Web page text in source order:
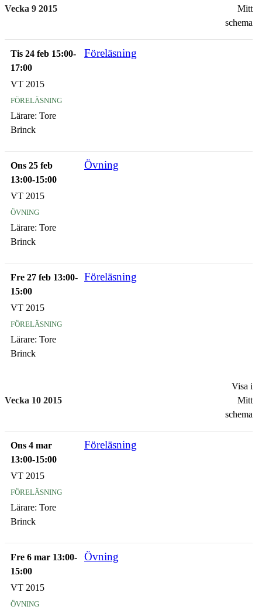
Vecka 9 2015
Mitt
schema
Tis 24 feb 15:00-
17:00
Föreläsning
VT 2015
föreläsning
Lärare: Tore
Brinck
Ons 25 feb
13:00-15:00
Övning
VT 2015
övning
Lärare: Tore
Brinck
Fre 27 feb 13:00-
15:00
Föreläsning
VT 2015
föreläsning
Lärare: Tore
Brinck
Vecka 10 2015
Visa i
Mitt
schema
Ons 4 mar
13:00-15:00
Föreläsning
VT 2015
föreläsning
Lärare: Tore
Brinck
Fre 6 mar 13:00-
15:00
Övning
VT 2015
övning